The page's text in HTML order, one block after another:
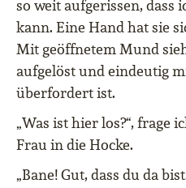
so weit aufgerissen, dass
kann. Eine Hand hat sie
Mit geöffnetem Mund
aufgelöst und eindeutig
überfordert ist.
„Was ist hier los?“, frage
Frau in die Hocke.
„Bane! Gut, dass du da